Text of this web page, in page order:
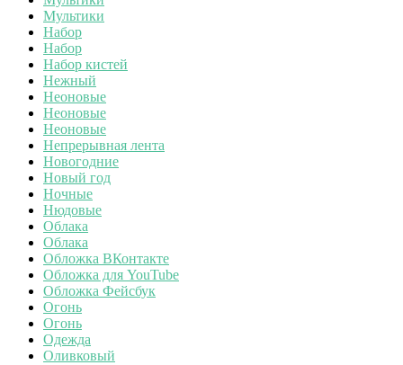
Мультики
Набор
Набор
Набор кистей
Нежный
Неоновые
Неоновые
Неоновые
Непрерывная лента
Новогодние
Новый год
Ночные
Нюдовые
Облака
Облака
Обложка ВКонтакте
Обложка для YouTube
Обложка Фейсбук
Огонь
Огонь
Одежда
Оливковый